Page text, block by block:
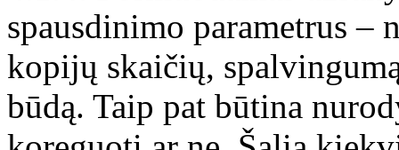
spausdinimo parametrus
kopijų skaičių,
būdą. Taip pat būtina